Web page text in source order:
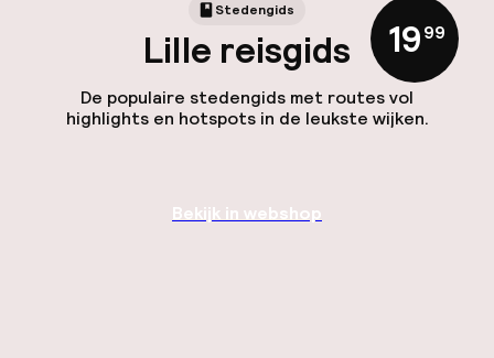
Stedengids
Lille reisgids
De populaire stedengids met routes vol
highlights en hotspots in de leukste wijken.
19,99
Bekijk in webshop